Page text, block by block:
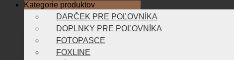
Kategorie produktov
DARČEK PRE POĽOVNÍKA
DOPLNKY PRE POĽOVNÍKA
FOTOPASCE
FOXLINE